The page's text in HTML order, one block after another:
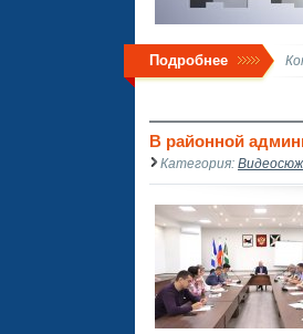
Подробнее
В районной
Категория: